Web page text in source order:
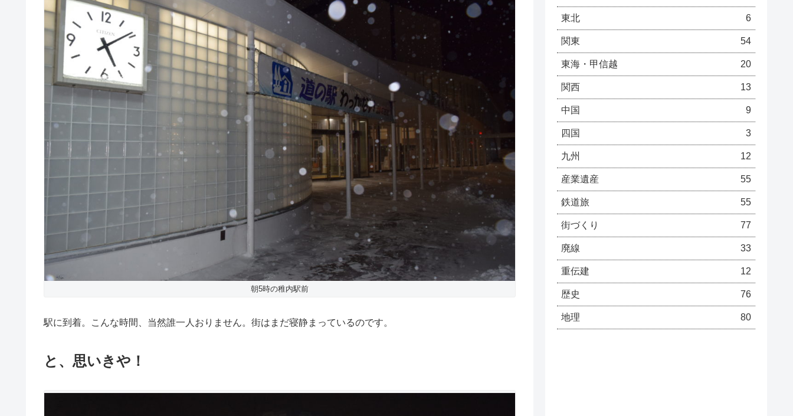
朝5時の稚内駅前
駅に到着。こんな時間、当然誰一人おりません。街はまだ寝静まっているのです。
と、思いきや！
東北 6
関東 54
東海・甲信越 20
関西 13
中国 9
四国 3
九州 12
産業遺産 55
鉄道旅 55
街づくり 77
廃線 33
重伝建 12
歴史 76
地理 80